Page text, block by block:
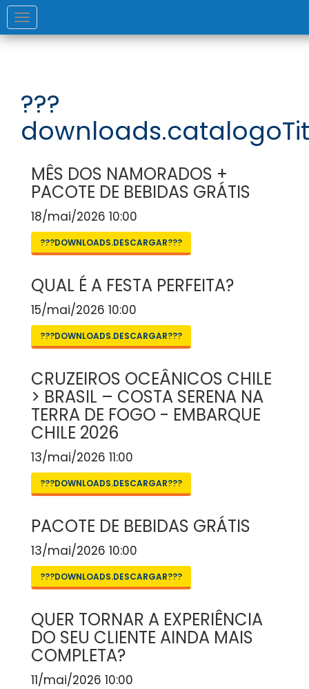
Toggle
navigation
???
MÊS DOS NAMORADOS +
PACOTE DE BEBIDAS GRÁTIS
18/mai/2026 10:00
???DOWNLOADS.DESCARGAR???
QUAL É A FESTA PERFEITA?
15/mai/2026 10:00
???DOWNLOADS.DESCARGAR???
CRUZEIROS OCEÂNICOS CHILE
> BRASIL – COSTA SERENA NA
TERRA DE FOGO - EMBARQUE
CHILE 2026
13/mai/2026 11:00
???DOWNLOADS.DESCARGAR???
PACOTE DE BEBIDAS GRÁTIS
13/mai/2026 10:00
???DOWNLOADS.DESCARGAR???
QUER TORNAR A EXPERIÊNCIA
DO SEU CLIENTE AINDA MAIS
COMPLETA?
11/mai/2026 10:00